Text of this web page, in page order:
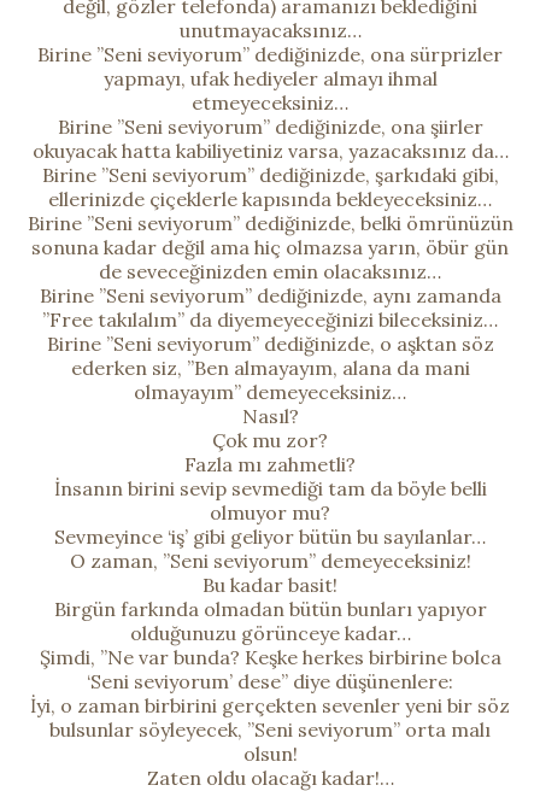
değil, gözler telefonda) aramanızı beklediğini
unutmayacaksınız…
Birine ”Seni seviyorum” dediğinizde, ona sürprizler
yapmayı, ufak hediyeler almayı ihmal
etmeyeceksiniz…
Birine ”Seni seviyorum” dediğinizde, ona şiirler
okuyacak hatta kabiliyetiniz varsa, yazacaksınız da…
Birine ”Seni seviyorum” dediğinizde, şarkıdaki gibi,
ellerinizde çiçeklerle kapısında bekleyeceksiniz…
Birine ”Seni seviyorum” dediğinizde, belki ömrünüzün
sonuna kadar değil ama hiç olmazsa yarın, öbür gün
de seveceğinizden emin olacaksınız…
Birine ”Seni seviyorum” dediğinizde, aynı zamanda
”Free takılalım” da diyemeyeceğinizi bileceksiniz…
Birine ”Seni seviyorum” dediğinizde, o aşktan söz
ederken siz, ”Ben almayayım, alana da mani
olmayayım” demeyeceksiniz…
Nasıl?
Çok mu zor?
Fazla mı zahmetli?
İnsanın birini sevip sevmediği tam da böyle belli
olmuyor mu?
Sevmeyince ‘iş’ gibi geliyor bütün bu sayılanlar…
O zaman, ”Seni seviyorum” demeyeceksiniz!
Bu kadar basit!
Birgün farkında olmadan bütün bunları yapıyor
olduğunuzu görünceye kadar…
Şimdi, ”Ne var bunda? Keşke herkes birbirine bolca
‘Seni seviyorum’ dese” diye düşünenlere:
İyi, o zaman birbirini gerçekten sevenler yeni bir söz
bulsunlar söyleyecek, ”Seni seviyorum” orta malı
olsun!
Zaten oldu olacağı kadar!…